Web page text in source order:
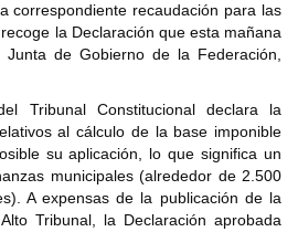
correspondiente recaudación para las
la Declaración que esta mañana
de Gobierno de la Federación,
Tribunal Constitucional declara la
al cálculo de la base imponible
su aplicación, lo que significa un
municipales (alrededor de 2.500
A expensas de la publicación de la
Tribunal, la Declaración aprobada